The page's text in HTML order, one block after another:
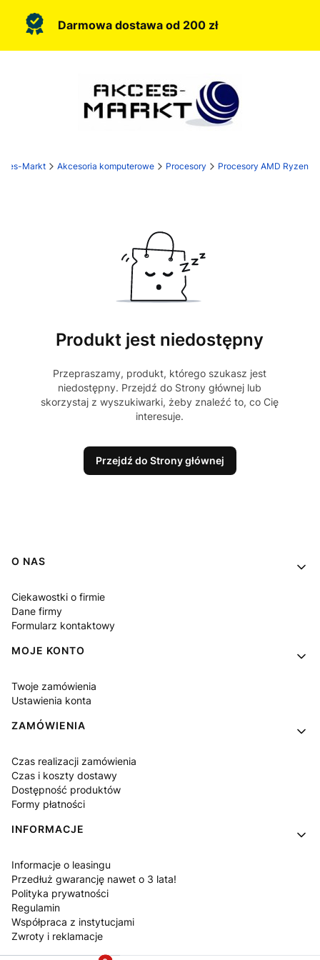
Darmowa dostawa od 200 zł
Markt Akcesoria komputerowe Procesory Procesory AMD Ryzen
Produkt jest niedostępny
Przepraszamy, produkt, którego szukasz jest
niedostępny. Przejdź do Strony głównej lub
skorzystaj z wyszukiwarki, żeby znaleźć to, co Cię
interesuje.
Przejdź do Strony głównej
Linki w stopce
O NAS
Ciekawostki o firmie
Dane firmy
Formularz kontaktowy
MOJE KONTO
Twoje zamówienia
Ustawienia konta
ZAMÓWIENIA
Czas realizacji zamówienia
Czas i koszty dostawy
Dostępność produktów
Formy płatności
INFORMACJE
Informacje o leasingu
Przedłuż gwarancję nawet o 3 lata!
Polityka prywatności
Regulamin
Współpraca z instytucjami
Zwroty i reklamacje